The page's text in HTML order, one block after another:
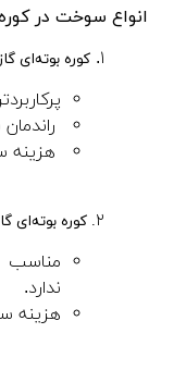
انواع سوخت در
۱. کوره بوته‌ای
هزینه
۲. کوره بوته‌ای
مناسب
ندارد.
هزینه